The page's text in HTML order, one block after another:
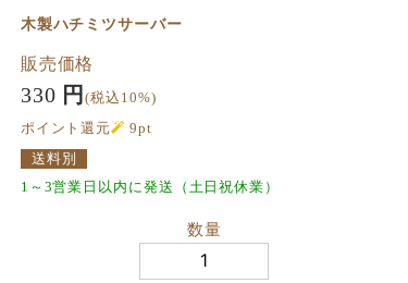
木製ハチミツサーバー
販売価格
330 円(税込10%)
ポイント還元
9pt
送料別
1～3営業日以内に発送（土日祝休業）
数量